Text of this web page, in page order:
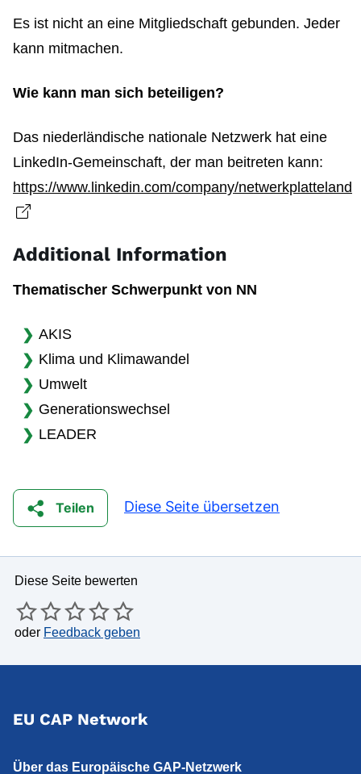
Es ist nicht an eine Mitgliedschaft gebunden. Jeder
kann mitmachen.
Wie kann man sich beteiligen?
Das niederländische nationale Netzwerk hat eine
LinkedIn-Gemeinschaft, der man beitreten kann:
https://www.linkedin.com/company/netwerkplatteland
Open link in new window
Additional Information
Thematischer Schwerpunkt von NN
AKIS
Klima und Klimawandel
Umwelt
Generationswechsel
LEADER
Teilen Diese Seite übersetzen
Diese Seite bewerten
oder Feedback geben
EU CAP Network
Über das Europäische GAP-Netzwerk